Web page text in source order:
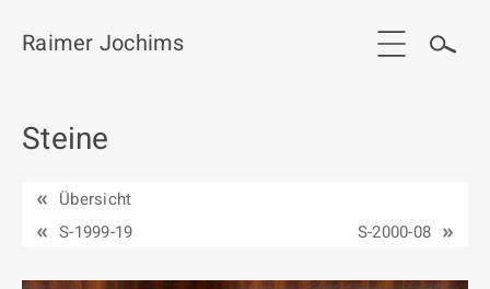
Start
Werkgruppen / Work groups
Ausstellungen
Raimer Jochims
Steine
Übersicht
S-1999-19
S-2000-08